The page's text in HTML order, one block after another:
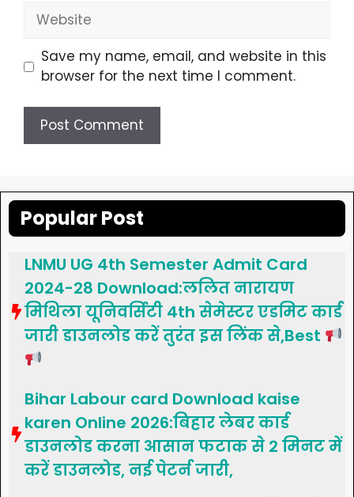
Website
Save my name, email, and website in this
browser for the next time I comment.
Popular Post
LNMU UG 4th Semester Admit Card
2024-28 Download:ललित नारायण
मिथिला यूनिवर्सिटी 4th सेमेस्टर एडमिट कार्ड
जारी डाउनलोड करें तुरंत इस लिंक से,Best
Bihar Labour card Download kaise
karen Online 2026:बिहार लेबर कार्ड
डाउनलोड करना आसान फटाक से 2 मिनट में
करें डाउनलोड, नई पेटर्न जारी,